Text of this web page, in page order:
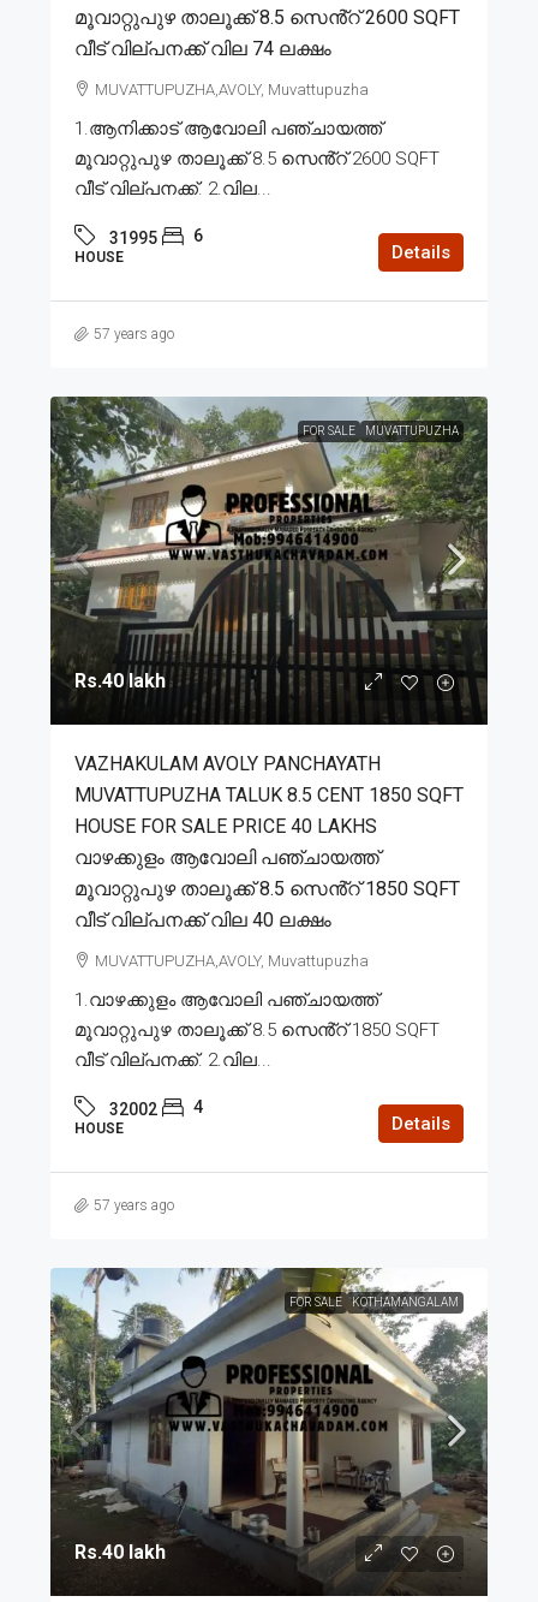
മൂവാറ്റുപുഴ താലൂക്ക് 8.5 സെൻ്റ് 2600 SQFT
വീട് വില്പനക്ക് വില 74 ലക്ഷം
MUVATTUPUZHA,AVOLY, Muvattupuzha
1.ആനിക്കാട് ആവോലി പഞ്ചായത്ത്
മൂവാറ്റുപുഴ താലൂക്ക് 8.5 സെൻ്റ് 2600 SQFT
വീട് വില്പനക്ക്. 2.വില...
31995 6
HOUSE Details
57 years ago
FOR SALE MUVATTUPUZHA
Rs.40 lakh
VAZHAKULAM AVOLY PANCHAYATH
MUVATTUPUZHA TALUK 8.5 CENT 1850 SQFT
HOUSE FOR SALE PRICE 40 LAKHS
വാഴക്കുളം ആവോലി പഞ്ചായത്ത്
മൂവാറ്റുപുഴ താലൂക്ക് 8.5 സെൻ്റ് 1850 SQFT
വീട് വില്പനക്ക് വില 40 ലക്ഷം
MUVATTUPUZHA,AVOLY, Muvattupuzha
1.വാഴക്കുളം ആവോലി പഞ്ചായത്ത്
മൂവാറ്റുപുഴ താലൂക്ക് 8.5 സെൻ്റ് 1850 SQFT
വീട് വില്പനക്ക്. 2.വില...
32002 4
HOUSE Details
57 years ago
FOR SALE KOTHAMANGALAM
Rs.40 lakh